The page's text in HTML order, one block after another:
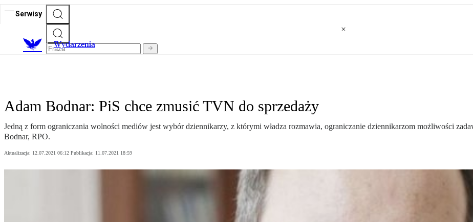
Serwisy
Wydarzenia
Adam Bodnar: PiS chce zmusić TVN do sprzedaży
Jedną z form ograniczania wolności mediów jest wybór dziennikarzy, z którymi władza rozmawia, ograniczanie dziennikarzom możliwości
Bodnar, RPO.
Aktualizacja: 12.07.2021 06:12 Publikacja: 11.07.2021 18:59